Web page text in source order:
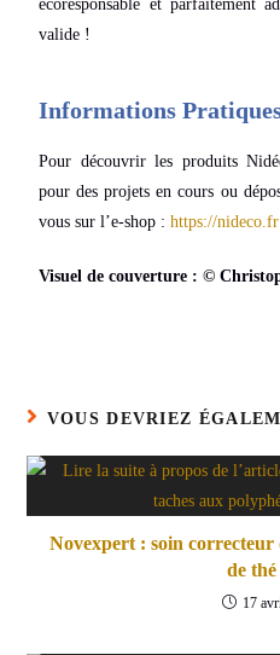
écoresponsable et parfaitement
valide !
Informations
Pour découvrir les produits
pour des projets en cours ou
vous sur l’e-shop :https://nideco.fr
Visuel de couverture : ©
VOUS DEVRIEZ
Novexpert : soin correcteur
de
17